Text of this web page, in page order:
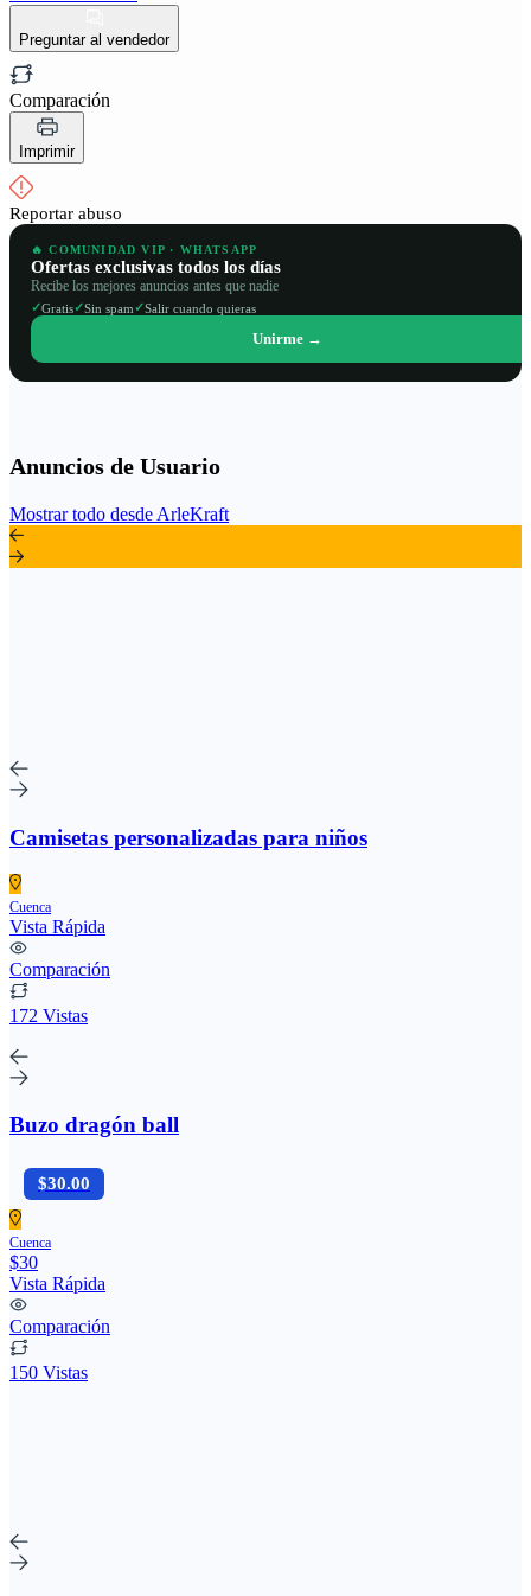
Preguntar al vendedor
Comparación
Imprimir
Reportar abuso
🔥 COMUNIDAD VIP · WHATSAPP
Ofertas exclusivas todos los días
Recibe los mejores anuncios antes que nadie
✓Gratis✓Sin spam✓Salir cuando quieras
Unirme →
Anuncios de Usuario
Mostrar todo desde ArleKraft
Camisetas personalizadas para niños
Cuenca
Vista Rápida
Comparación
172 Vistas
Buzo dragón ball
$30.00
Cuenca
$30
Vista Rápida
Comparación
150 Vistas